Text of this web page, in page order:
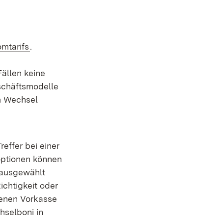
.
keine
Wechsel
bei einer
können
oder
Vorkasse
in